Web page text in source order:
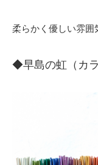
柔らかく優しい雰囲
◆早島の虹（カラ